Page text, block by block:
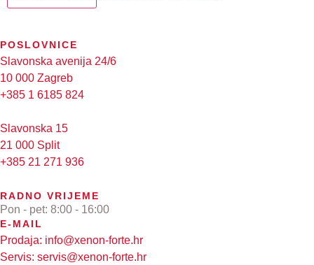
POSLOVNICE
Slavonska avenija 24/6
10 000 Zagreb
+385 1 6185 824
Slavonska 15
21 000 Split
+385 21 271 936
RADNO VRIJEME
Pon - pet: 8:00 - 16:00
E-MAIL
Prodaja: info@xenon-forte.hr
Servis: servis@xenon-forte.hr